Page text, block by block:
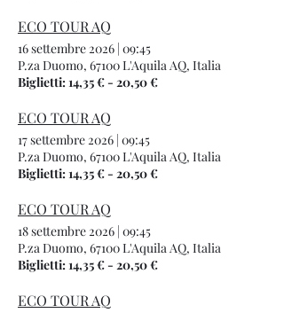
ECO TOUR AQ
16 settembre 2026 | 09:45
P.za Duomo, 67100 L'Aquila AQ, Italia
Biglietti: 14,35 € - 20,50 €
ECO TOUR AQ
17 settembre 2026 | 09:45
P.za Duomo, 67100 L'Aquila AQ, Italia
Biglietti: 14,35 € - 20,50 €
ECO TOUR AQ
18 settembre 2026 | 09:45
P.za Duomo, 67100 L'Aquila AQ, Italia
Biglietti: 14,35 € - 20,50 €
ECO TOUR AQ